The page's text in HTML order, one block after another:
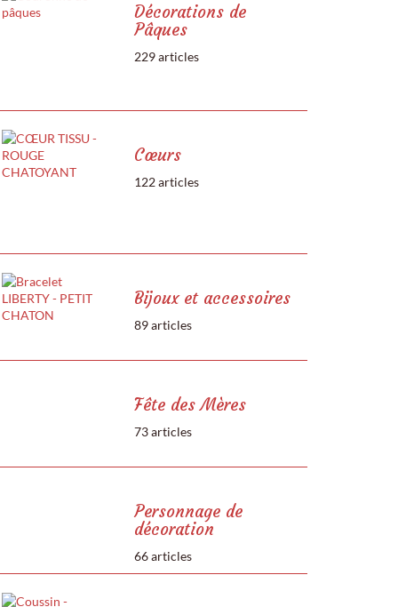
Décorations de
Pâques
229 articles
Cœurs
122 articles
Bijoux et accessoires
89 articles
Fête des Mères
73 articles
Personnage de
décoration
66 articles